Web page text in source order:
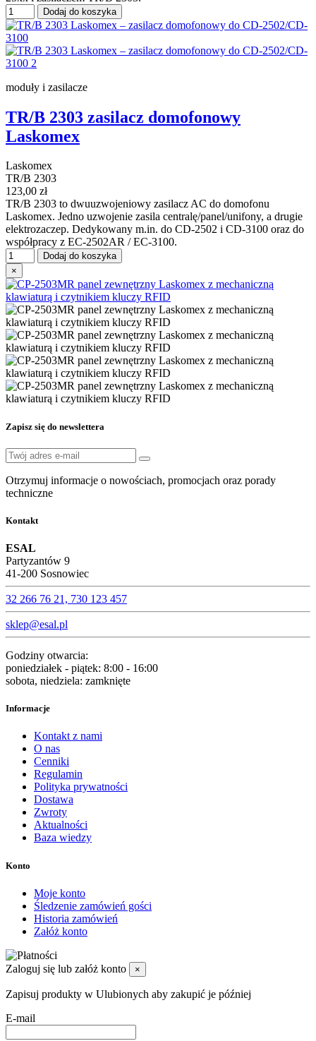
Dodaj do koszyka
moduły i zasilacze
TR/B 2303 zasilacz domofonowy
Laskomex
Laskomex
TR/B 2303
123,00 zł
TR/B 2303 to dwuuzwojeniowy zasilacz AC do domofonu
Laskomex. Jedno uzwojenie zasila centralę/panel/unifony, a drugie
elektrozaczep. Dedykowany m.in. do CD-2502 i CD-3100 oraz do
współpracy z EC-2502AR / EC-3100.
Dodaj do koszyka
×
Zapisz się do newslettera
Otrzymuj informacje o nowościach, promocjach oraz porady
techniczne
Kontakt
ESAL
Partyzantów 9
41-200 Sosnowiec
32 266 76 21, 730 123 457‬
sklep@esal.pl
Godziny otwarcia:
poniedziałek - piątek: 8:00 - 16:00
sobota, niedziela: zamknięte
Informacje
Kontakt z nami
O nas
Cenniki
Regulamin
Polityka prywatności
Dostawa
Zwroty
Aktualności
Baza wiedzy
Konto
Moje konto
Śledzenie zamówień gości
Historia zamówień
Załóż konto
Zaloguj się lub załóż konto ×
Zapisuj produkty w Ulubionych aby zakupić je później
E-mail